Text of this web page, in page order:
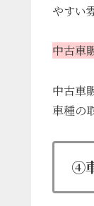
やすい
中古車
中古車
車種の
④